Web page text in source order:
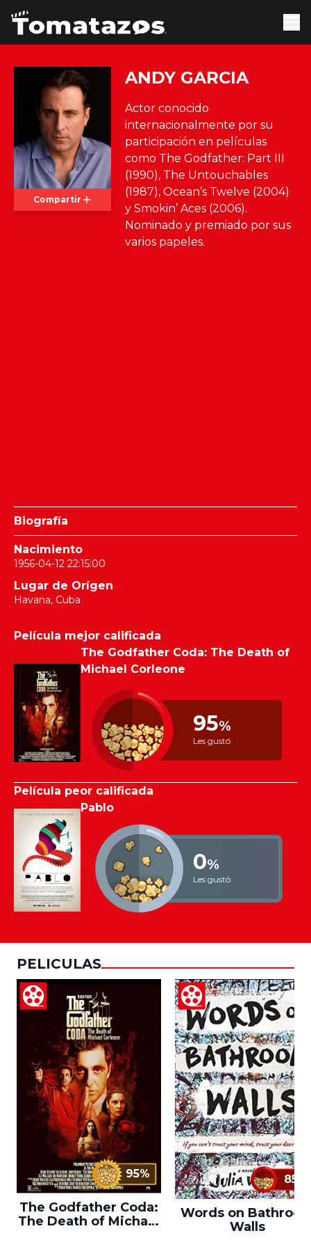
Compartir
ANDY GARCIA
Actor conocido
internacionalmente por su
participación en películas
como The Godfather: Part III
(1990), The Untouchables
(1987), Ocean’s Twelve (2004)
y Smokin’ Aces (2006).
Nominado y premiado por sus
varios papeles.
Biografía
Nacimiento
1956-04-12 22:15:00
Lugar de Orígen
Havana, Cuba
Película mejor calificada
The Godfather Coda: The Death of
Michael Corleone
95%
Les gustó
Película peor calificada
Pablo
0%
Les gustó
PELICULAS
95%
The Godfather Coda:
The Death of Michael
85%
Words on
Walls